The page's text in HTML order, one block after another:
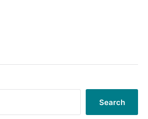
Search